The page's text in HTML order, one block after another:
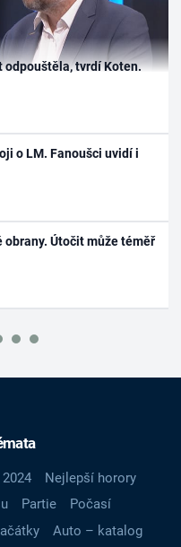
odpouštěla, tvrdí Koten.
o LM. Fanoušci uvidí i
obrany. Útočit může téměř
Nejlepší horory
Partie
Počasí
Auto – katalog